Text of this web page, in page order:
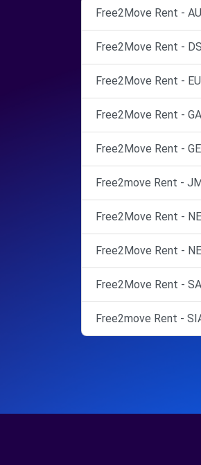
Free2Move Rent -
Free2Move Rent - DS
Free2Move Rent -
Free2Move Rent -
Free2Move Rent -
Free2move Rent -
Free2Move Rent -
Free2Move Rent -
Free2Move Rent -
Free2move Rent -